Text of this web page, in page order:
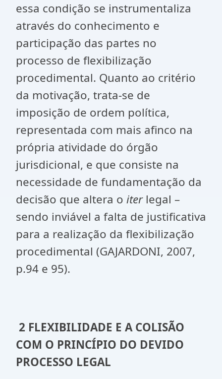
essa condição se instrumentaliza
através do conhecimento e
participação das partes no
processo de flexibilização
procedimental. Quanto ao critério
da motivação, trata-se de
imposição de ordem política,
representada com mais afinco na
própria atividade do órgão
jurisdicional, e que consiste na
necessidade de fundamentação da
decisão que altera o iterlegal –
sendo inviável a falta de justificativa
para a realização da flexibilização
procedimental (GAJARDONI, 2007,
p.94 e 95).
2 FLEXIBILIDADE E A COLISÃO
COM O PRINCÍPIO DO DEVIDO
PROCESSO LEGAL